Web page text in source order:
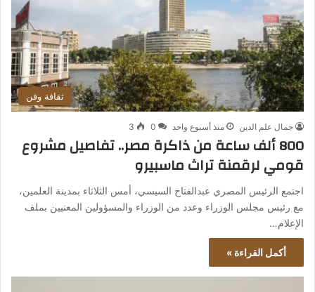
ثقافة وفن
جمال علم الدين منذ أسبوع واحد 0
3
800 ألف ساعة من ذاكرة مصر.. تفاصيل مشروع
قومي لرقمنة تراث ماسبيرو
اجتمع الرئيس المصري عبدالفتاح السيسي، أمس الثلاثاء بمدينة العلمين،
مع رئيس مجلس الوزراء وعدد من الوزراء والمسؤولين المعنيين بملف
الإعلام…
أكمل القراءة »